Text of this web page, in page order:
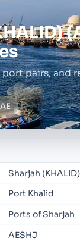
pairs, and
AE
Sharjah (KHALID)
Port Khalid
Ports of Sharjah
AESHJ